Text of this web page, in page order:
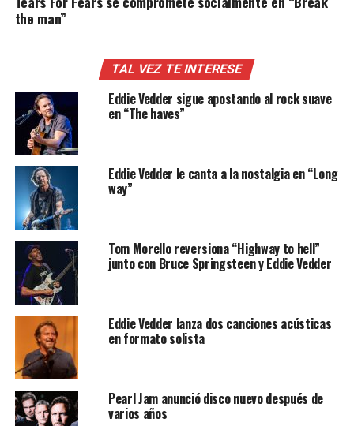
the man”
TAL VEZ TE INTERESE
Eddie Vedder sigue apostando al rock suave
en “The haves”
Eddie Vedder le canta a la nostalgia en “Long
way”
Tom Morello reversiona “Highway to hell”
junto con Bruce Springsteen y Eddie Vedder
Eddie Vedder lanza dos canciones acústicas
en formato solista
Pearl Jam anunció disco nuevo después de
varios años